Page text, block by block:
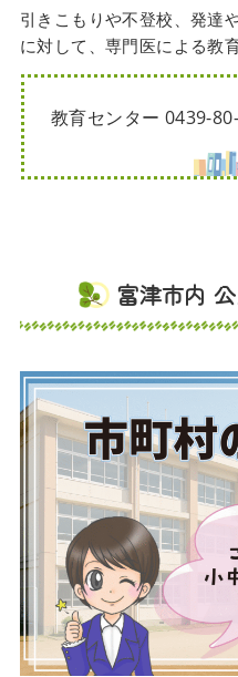
引きこもりや不登校、発達
に対して、専門医による教
教育センター 0439-
富津市内